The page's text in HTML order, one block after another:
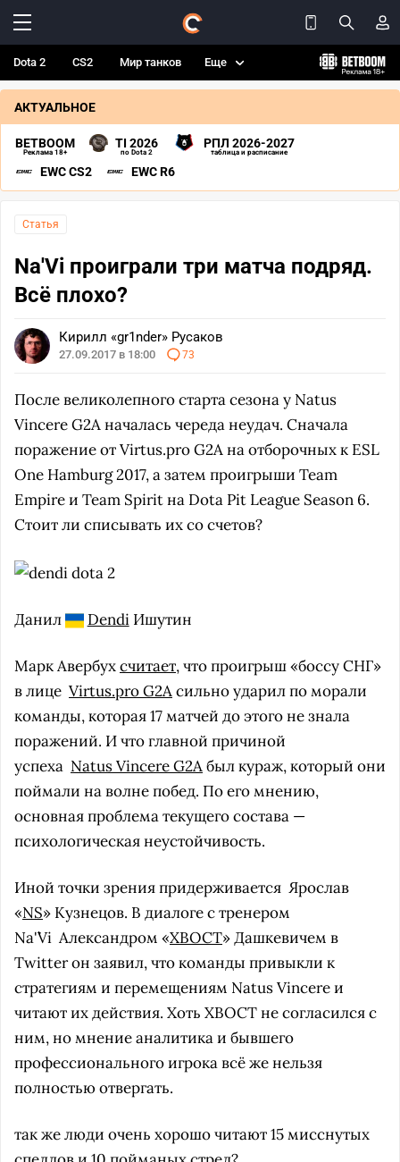
Dota 2 CS2 Мир танков Еще
АКТУАЛЬНОЕ
BETBOOM
Реклама 18+
TI 2026
по Dota 2
РПЛ 2026-2027
таблица и расписание
EWC CS2 EWC R6
Статья
Na'Vi проиграли три матча подряд.
Всё плохо?
Кирилл «gr1nder» Русаков
27.09.2017 в 18:00 73
После великолепного старта сезона у Natus
Vincere G2A началась череда неудач. Сначала
поражение от Virtus.pro G2A на отборочных к ESL
One Hamburg 2017, а затем проигрыши Team
Empire и Team Spirit на Dota Pit League Season 6.
Стоит ли списывать их со счетов?
Данил DendiИшутин
Марк Авербухсчитает, что проигрыш «боссу СНГ»
в лице Virtus.pro G2Aсильно ударил по морали
команды, которая 17 матчей до этого не знала
поражений. И что главной причиной
успеха Natus Vincere G2Aбыл кураж, который они
поймали на волне побед. По его мнению,
основная проблема текущего состава —
психологическая неустойчивость.
Иной точки зрения придерживается Ярослав
«NS» Кузнецов. В диалоге с тренером
Na'`Vi Александром «XBOCT» Дашкевичем в
Twitter он заявил, что команды привыкли к
стратегиям и перемещениям Natus Vincere и
читают их действия. Хоть XBOCT не согласился с
ним, но мнение аналитика и бывшего
профессионального игрока всё же нельзя
полностью отвергать.
так же люди очень хорошо читают 15 мисснутых